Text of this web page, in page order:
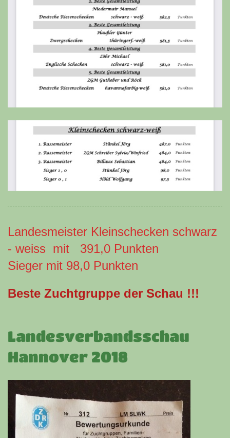
Landesmeister Kleinschecken schwarz
- weiss mit 391,0 Punkten
Sieger mit 98,0 Punkten
Beste Zuchtgruppe der Schau !!!
Landesverbandsschau
Hannover 2018